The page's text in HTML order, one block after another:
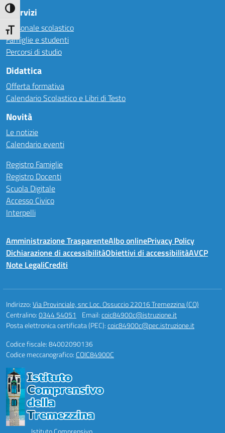
Attiva/disattiva alto contrasto
Attiva/disattiva dimensione testo
I Servizi
Personale scolastico
Famiglie e studenti
Percorsi di studio
Didattica
Offerta formativa
Calendario Scolastico e Libri di Testo
Novità
Le notizie
Calendario eventi
Registro Famiglie
Registro Docenti
Scuola Digitale
Accesso Civico
Interpelli
Amministrazione TrasparenteAlbo onlinePrivacy Policy
Dichiarazione di accessibilitàObiettivi di accessibilitàAVCP
Note LegaliCrediti
Indirizzo:Via Provinciale, snc Loc. Ossuccio 22016 Tremezzina (CO)
Centralino:0344 54051 Email:coic84900c@istruzione.it
Posta elettronica certificata (PEC):coic84900c@pec.istruzione.it
Codice fiscale: 84002090136
Codice meccanografico: COIC84900C